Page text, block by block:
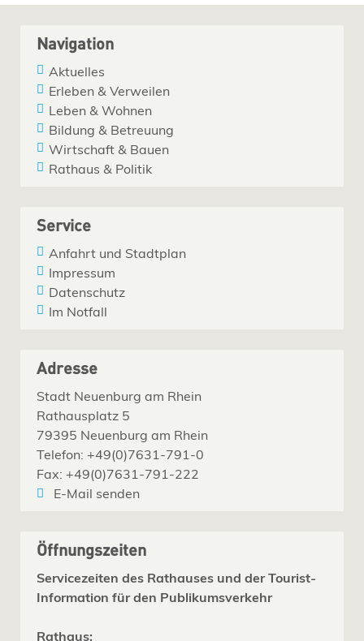
Navigation
Aktuelles
Erleben & Verweilen
Leben & Wohnen
Bildung & Betreuung
Wirtschaft & Bauen
Rathaus & Politik
Service
Anfahrt und Stadtplan
Impressum
Datenschutz
Im Notfall
Adresse
Stadt Neuenburg am Rhein
Rathausplatz 5
79395 Neuenburg am Rhein
Telefon: +49(0)7631-791-0
Fax: +49(0)7631-791-222
E-Mail senden
Öffnungszeiten
Servicezeiten des Rathauses und der Tourist-
Information für den Publikumsverkehr
Rathaus: